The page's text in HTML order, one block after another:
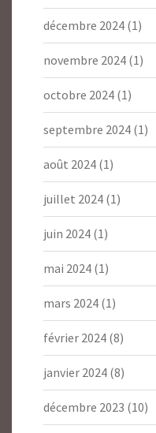
décembre 2024 (1)
novembre 2024 (1)
octobre 2024 (1)
septembre 2024 (1)
août 2024 (1)
juillet 2024 (1)
juin 2024 (1)
mai 2024 (1)
mars 2024 (1)
février 2024 (8)
janvier 2024 (8)
décembre 2023 (10)